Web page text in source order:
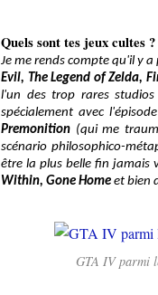
Quels sont tes jeux cultes ?
Je me rends compte qu'il y
Evil, The Legend of Zelda,
l'un des trop rares
spécialement avec
Premonition (qui me
scénario philosophico-
être la plus belle fin jamais
Within, Gone Home et bien
GTA IV parmi